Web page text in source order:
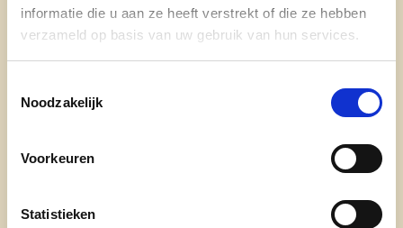
informatie die u aan ze heeft verstrekt of die ze hebben
verzameld op basis van uw gebruik van hun services.
Noodzakelijk
Voorkeuren
Statistieken
Ik ben 59 jaar en getrouwd met Dirk en mama van
Joachim.
Waarom ben je kandidaat ?